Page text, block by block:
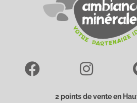
2 points de vente en